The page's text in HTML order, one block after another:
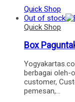
Quick Shop
Out of stock
Quick Shop
Box
berbagai oleh-
customer,
pemesan,…